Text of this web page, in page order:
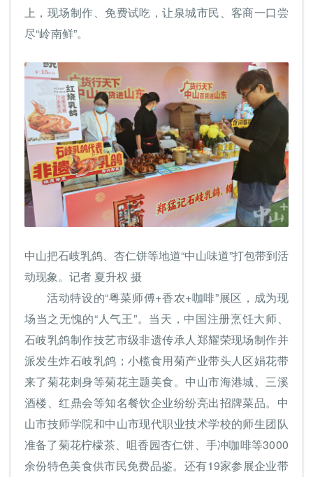
上，现场制作、免费试吃，让泉城市民、客商一口尝
尽“岭南鲜”。
中山把石岐乳鸽、杏仁饼等地道“中山味道”打包带到活
动现象。记者 夏升权 摄
活动特设的“粤菜师傅+香农+咖啡”展区，成为现
场当之无愧的“人气王”。当天，中国注册烹饪大师、
石岐乳鸽制作技艺市级非遗传承人郑耀荣现场制作并
派发生炸石岐乳鸽；小榄食用菊产业带头人区娟花带
来了菊花刺身等菊花主题美食。中山市海港城、三溪
酒楼、红鼎会等知名餐饮企业纷纷亮出招牌菜品。中
山市技师学院和中山市现代职业技术学校的师生团队
准备了菊花柠檬茶、咀香园杏仁饼、手冲咖啡等3000
余份特色美食供市民免费品鉴。还有19家参展企业带